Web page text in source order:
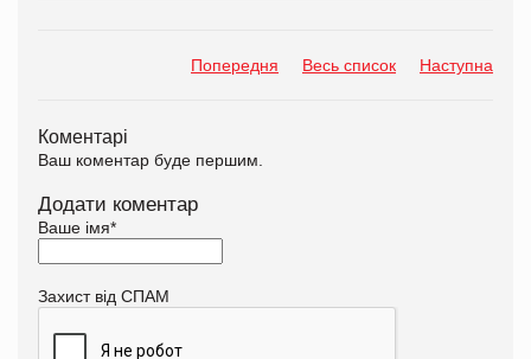
Попередня Весь список Наступна
Коментарі
Ваш коментар буде першим.
Додати коментар
Ваше імя*
Захист від СПАМ